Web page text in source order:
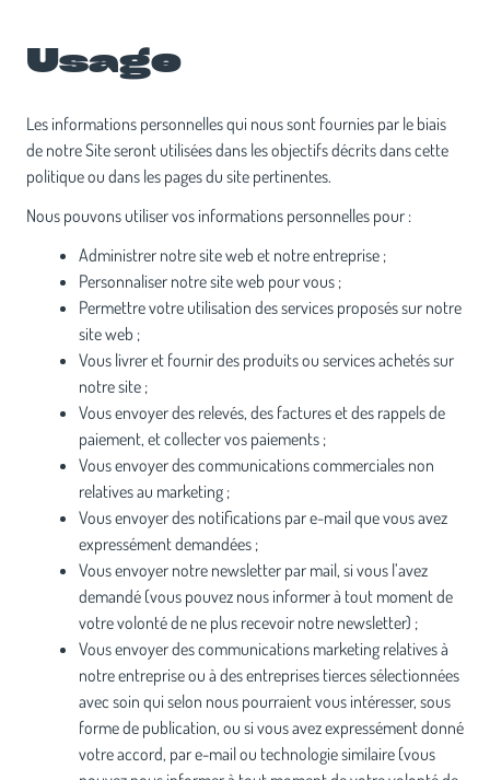
Usage
Les informations personnelles qui nous sont fournies par le biais
de notre Site seront utilisées dans les objectifs décrits dans cette
politique ou dans les pages du site pertinentes.
Nous pouvons utiliser vos informations personnelles pour :
Administrer notre site web et notre entreprise ;
Personnaliser notre site web pour vous ;
Permettre votre utilisation des services proposés sur notre
site web ;
Vous livrer et fournir des produits ou services achetés sur
notre site ;
Vous envoyer des relevés, des factures et des rappels de
paiement, et collecter vos paiements ;
Vous envoyer des communications commerciales non
relatives au marketing ;
Vous envoyer des notifications par e-mail que vous avez
expressément demandées ;
Vous envoyer notre newsletter par mail, si vous l’avez
demandé (vous pouvez nous informer à tout moment de
votre volonté de ne plus recevoir notre newsletter) ;
Vous envoyer des communications marketing relatives à
notre entreprise ou à des entreprises tierces sélectionnées
avec soin qui selon nous pourraient vous intéresser, sous
forme de publication, ou si vous avez expressément donné
votre accord, par e-mail ou technologie similaire (vous